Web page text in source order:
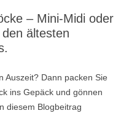
– Mini-Midi oder
ältesten
Auszeit? Dann packen Sie
ins Gepäck und gönnen
diesem Blogbeitrag